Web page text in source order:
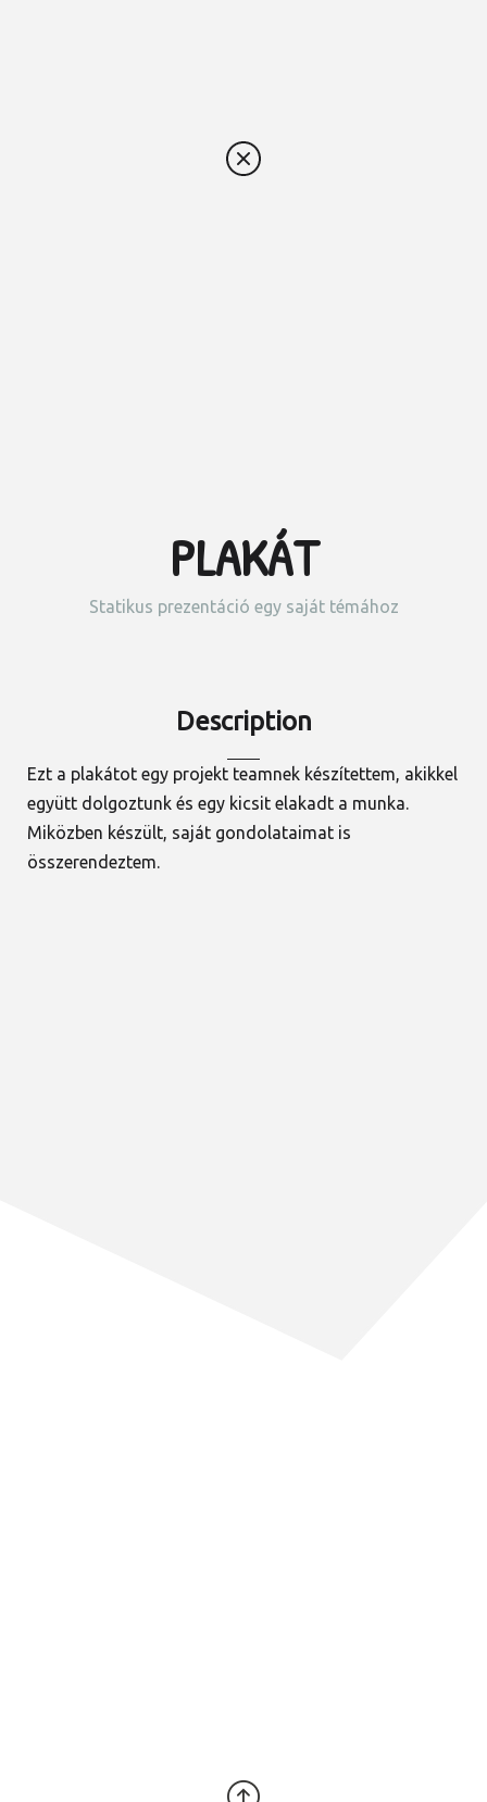
PLAKÁT
Statikus prezentáció egy saját témához
Description
Ezt a plakátot egy projekt teamnek készítettem, akikkel
együtt dolgoztunk és egy kicsit elakadt a munka.
Miközben készült, saját gondolataimat is
összerendeztem.